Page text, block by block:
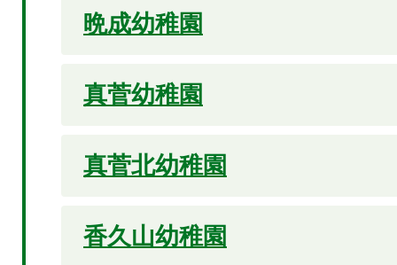
晩成幼稚園
真菅幼稚園
真菅北幼稚園
香久山幼稚園